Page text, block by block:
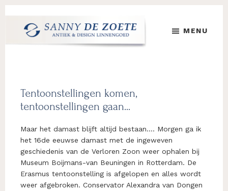
hoofd
eerste
voettekst
Antiek
Design
Damast
MENU
Tentoonstellingen komen,
tentoonstellingen gaan…
Maar het damast blijft altijd bestaan…. Morgen ga ik
het 16de eeuwse damast met de ingeweven
geschiedenis van de Verloren Zoon weer ophalen bij
Museum Boijmans-van Beuningen in Rotterdam. De
Erasmus tentoonstelling is afgelopen en alles wordt
weer afgebroken. Conservator Alexandra van Dongen